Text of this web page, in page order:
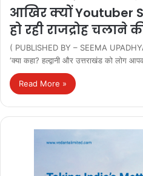
आखिर क्‍यों Youtuber
हो रही राजद्रोह चलाने
( PUBLISHED BY – SEEMA
‘क्या कहा? हल्द्वानी और उत्तराखंड को लोग
Read More »